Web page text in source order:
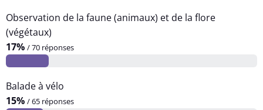
Observation de la faune (animaux) et de la flore
(végétaux)
17% / 70 réponses
Balade à vélo
15% / 65 réponses